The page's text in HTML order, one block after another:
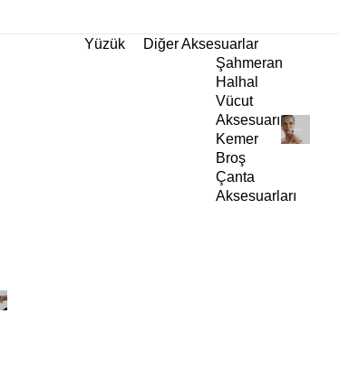
Yüzük
Diğer Aksesuarlar
Şahmeran
Halhal
Vücut
Aksesuarı
Kemer
Broş
Çanta
Aksesuarları